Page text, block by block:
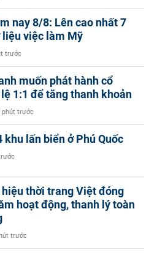
nay 8/8: Lên cao nhất 7
liệu việc làm Mỹ
trước
muốn phát hành cổ
1:1 để tăng thanh khoản
phút trước
khu lấn biển ở Phú Quốc
thời trang Việt đóng
hoạt động, thanh lý toàn
trước